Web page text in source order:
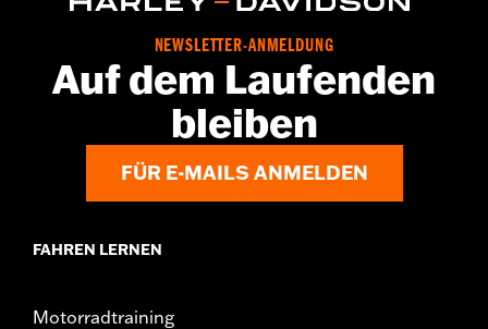
NEWSLETTER-ANMELDUNG
Auf dem Laufenden
bleiben
FÜR E-MAILS ANMELDEN
FAHREN LERNEN
Motorradtraining